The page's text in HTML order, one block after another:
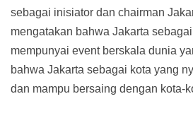
sebagai inisiator dan chairman
mengatakan bahwa Jakarta
mempunyai event berskala dunia
bahwa Jakarta sebagai kota yang
dan mampu bersaing dengan kota-